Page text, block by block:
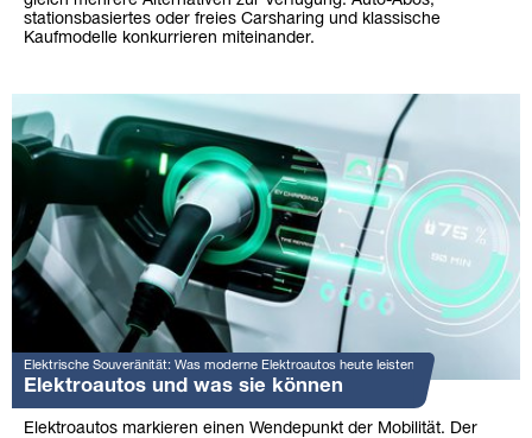
stationsbasiertes oder freies Carsharing und klassische
Kaufmodelle konkurrieren miteinander.
Elektrische Souveränität: Was moderne Elektroautos heute leisten
Elektroautos und was sie können
Elektroautos markieren einen Wendepunkt der Mobilität. Der